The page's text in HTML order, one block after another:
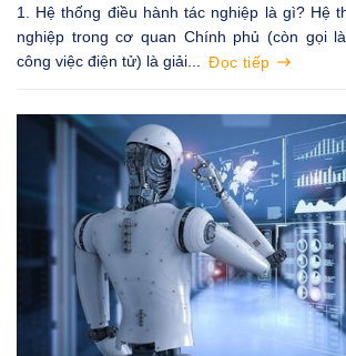
1. Hệ thống điều hành tác nghiệp là gì? Hệ
nghiệp trong cơ quan Chính phủ (còn gọi
công việc điện tử) là giải...
Đọc tiếp